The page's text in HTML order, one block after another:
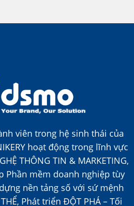
viên trong hệ sinh thái của
hoạt động trong lĩnh vực
THÔNG TIN & MARKETING,
Phần mềm doanh nghiệp tùy
nền tảng số với sứ mệnh
Phát triển ĐỘT PHÁ – Tối